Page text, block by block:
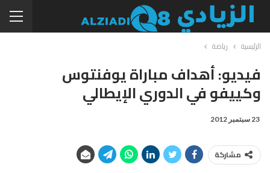
الرئيسية رياضة
فيديو: أهداف مباراة يوفنتوس
وكييفو في الدوري الإيطالي
23 سبتمبر 2012
مشاركة